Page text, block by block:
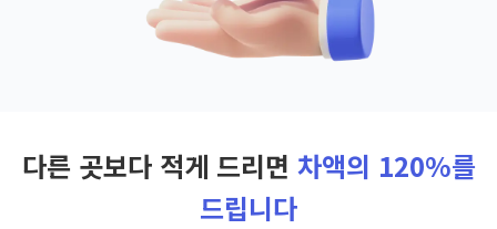
다른 곳보다 적게 드리면 차액의 120%를
드립니다